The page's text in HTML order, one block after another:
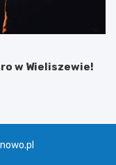
w Wieliszewie!